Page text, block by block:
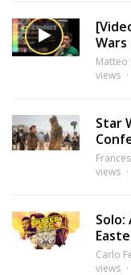
Wars
Matteo
views
Star
views
Carlo
views